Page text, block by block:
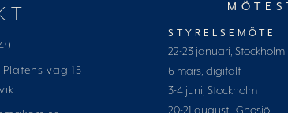
väg 15
STYRELSEMÖTE
22-23 januari, Stockholm
6 mars, digitalt
3-4 juni, Stockholm